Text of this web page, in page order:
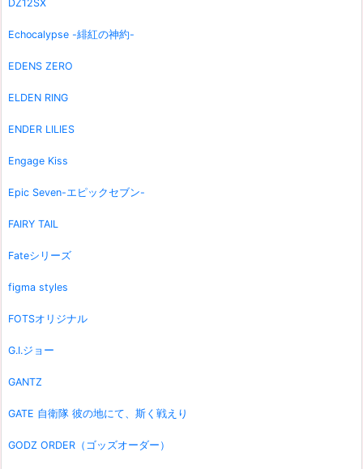
DZ12SX
Echocalypse -緋紅の神約-
EDENS ZERO
ELDEN RING
ENDER LILIES
Engage Kiss
Epic Seven-エピックセブン-
FAIRY TAIL
Fateシリーズ
figma styles
FOTSオリジナル
G.I.ジョー
GANTZ
GATE 自衛隊 彼の地にて、斯く戦えり
GODZ ORDER（ゴッズオーダー）